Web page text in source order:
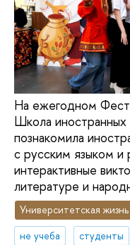
На ежегодном
Школа
познакомила
с русским языком и
интерактивные
литературе и
Университетская жизнь
не учеба
студенты